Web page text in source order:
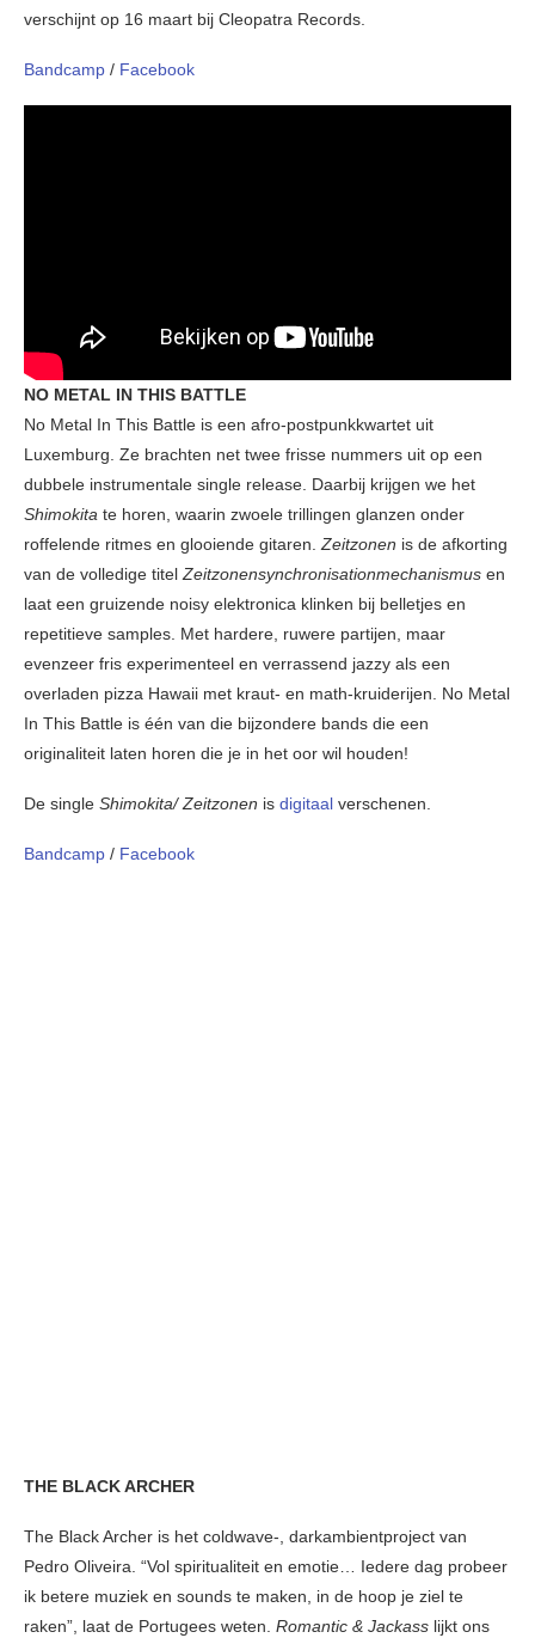
verschijnt op 16 maart bij Cleopatra Records.
Bandcamp / Facebook
NO METAL IN THIS BATTLE
No Metal In This Battle is een afro-postpunkkwartet uit
Luxemburg. Ze brachten net twee frisse nummers uit op een
dubbele instrumentale single release. Daarbij krijgen we het
Shimokita te horen, waarin zwoele trillingen glanzen onder
roffelende ritmes en glooiende gitaren. Zeitzonen is de afkorting
van de volledige titel Zeitzonensynchronisationmechanismus en
laat een gruizende noisy elektronica klinken bij belletjes en
repetitieve samples. Met hardere, ruwere partijen, maar
evenzeer fris experimenteel en verrassend jazzy als een
overladen pizza Hawaii met kraut- en math-kruiderijen. No Metal
In This Battle is één van die bijzondere bands die een
originaliteit laten horen die je in het oor wil houden!
De single Shimokita/ Zeitzonen is digitaal verschenen.
Bandcamp / Facebook
THE BLACK ARCHER
The Black Archer is het coldwave-, darkambientproject van
Pedro Oliveira. “Vol spiritualiteit en emotie… Iedere dag probeer
ik betere muziek en sounds te maken, in de hoop je ziel te
raken”, laat de Portugees weten. Romantic & Jackass lijkt ons